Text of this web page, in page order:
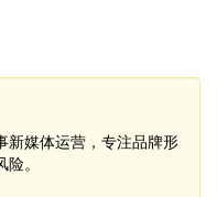
新媒体运营，专注品牌形
。